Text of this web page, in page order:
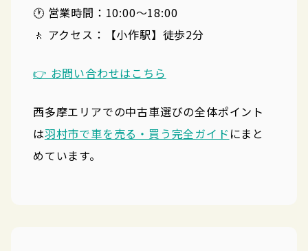
🕐 営業時間：10:00〜18:00
🚶 アクセス：【小作駅】徒歩2分
👉 お問い合わせはこちら
西多摩エリアでの中古車選びの全体ポイント
は羽村市で車を売る・買う完全ガイド にまと
めています。